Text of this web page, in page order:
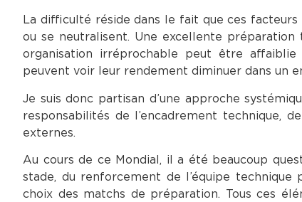
La difficulté réside dans le fait que ces
ou se neutralisent. Une excellente
organisation irréprochable peut être
peuvent voir leur rendement diminuer dans un
Je suis donc partisan d’une approche
responsabilités de l’encadrement technique,
externes.
Au cours de ce Mondial, il a été beaucoup
stade, du renforcement de l’équipe
choix des matchs de préparation. Tous ces